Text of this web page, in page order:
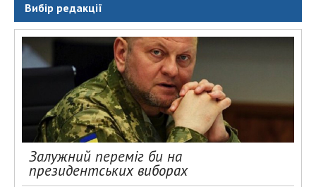
Вибір редакції
Залужний переміг би на
президентських виборах